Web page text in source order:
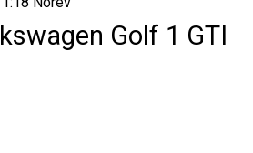
Golf 1 GTI